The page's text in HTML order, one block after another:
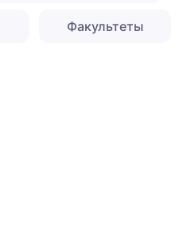
Факультеты